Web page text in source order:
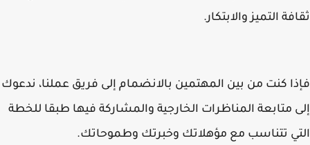
التميز والابتكار.
كنت من بين المهتمين بالانضمام إلى فريق عملنا، ندعوك
متابعة المناظرات الخارجية والمشاركة فيها طبقا للخطة
تتناسب مع مؤهلاتك وخبرتك وطموحاتك.